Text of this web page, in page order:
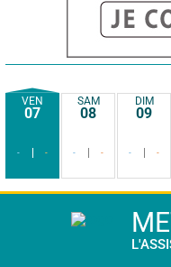
VEN
07
- -
SAM
08
- -
DIM
09
- -